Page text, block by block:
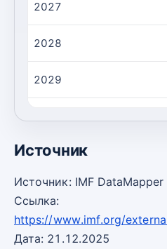
2027
2028
2029
Источник
Источник: IMF DataMapper
Ссылка:
https://www.imf.org/
Дата: 21.12.2025